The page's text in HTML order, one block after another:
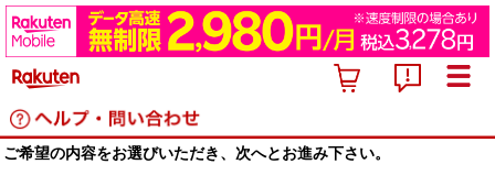
ご希望の内容をお選びいただき、次へとお進み下さい。